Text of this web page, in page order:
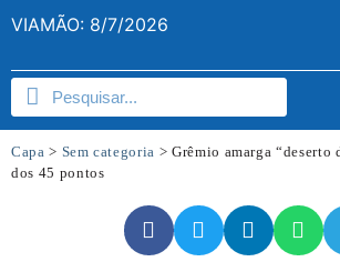
VIAMÃO: 8/7/2026
Capa > Sem categoria > Grêmio amarga “deserto
dos 45 pontos